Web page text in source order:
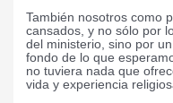
También nosotros como
cansados, y no sólo por
del ministerio, sino por
fondo de lo que
no tuviera nada que
vida y experiencia